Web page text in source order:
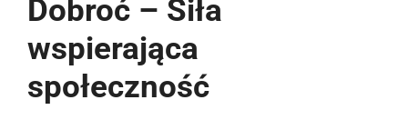
Dobroć – Siła
wspierająca
społeczność